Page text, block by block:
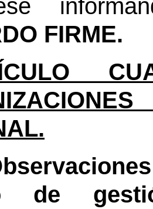
FIRME.
de